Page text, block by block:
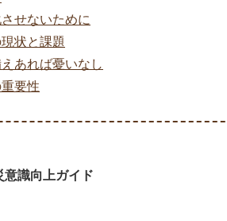
せないために
状と課題
あれば憂いなし
要性
意識向上ガイド